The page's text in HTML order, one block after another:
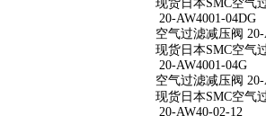
现货日本SMC空气
20-AW4001-04DG
空气过滤减压阀 20-
现货日本SMC空气
20-AW4001-04G
空气过滤减压阀 20-
现货日本SMC空气
20-AW40-02-12